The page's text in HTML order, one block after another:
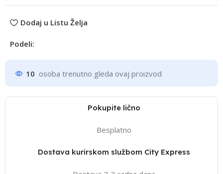
Dodaj u Listu Želja
Podeli:
10 osoba trenutno gleda ovaj proizvod
Pokupite lično
Besplatno
Dostava kurirskom službom City Express